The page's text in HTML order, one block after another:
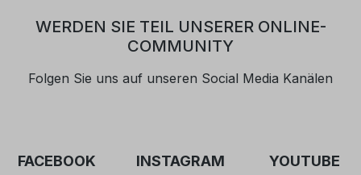
WERDEN SIE TEIL UNSERER ONLINE-
COMMUNITY
Folgen Sie uns auf unseren Social Media Kanälen
FACEBOOK INSTAGRAM YOUTUBE